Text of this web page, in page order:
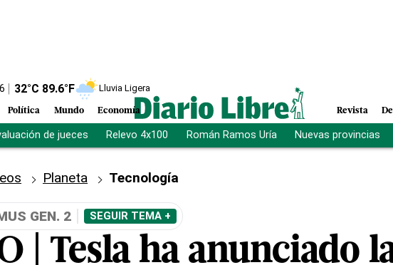
32°C 89.6°F Lluvia Ligera
Política Mundo Economía Revista
de jueces Relevo 4x100 Román Ramos Uría Nuevas provincias
Planeta Tecnología
GEN. 2 SEGUIR TEMA +
| Tesla ha anunciado